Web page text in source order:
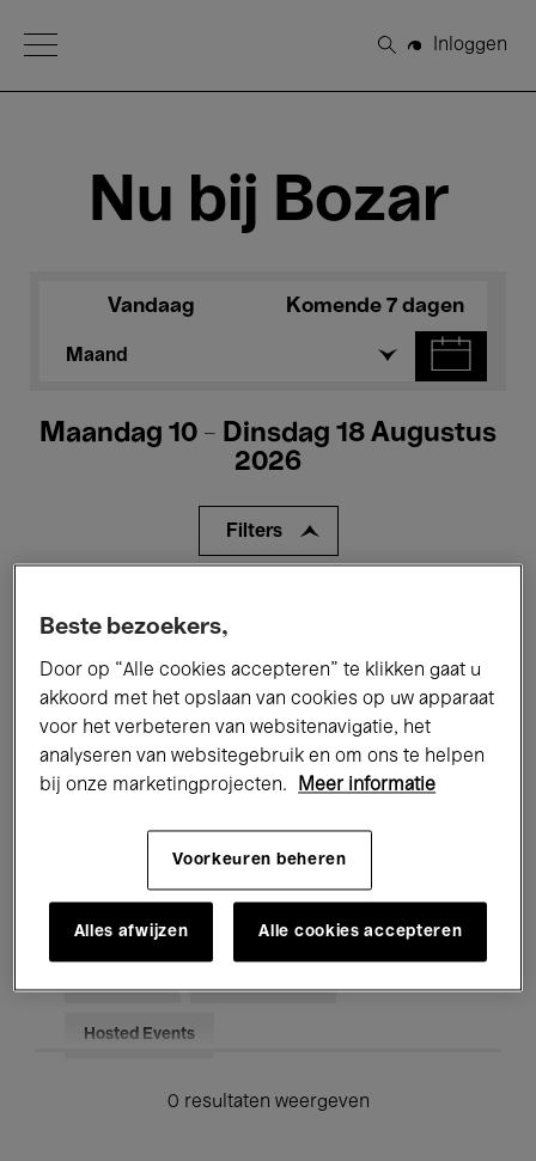
Open Menu
Zoeken
Inloggen
Nu bij Bozar
Vandaag Komende 7 dagen
Maand
Maandag 10 - Dinsdag 18 Augustus
2026
Filters
Tentoonstellingen Films
Performances Lezingen & Debatten
Klassieke Muziek Global Music
Elektronische Muziek
Voor iedereen Kids’ Palace
Hosted Events
0 resultaten weergeven
Beste bezoekers,
Door op “Alle cookies accepteren” te klikken gaat u
akkoord met het opslaan van cookies op uw apparaat
voor het verbeteren van websitenavigatie, het
analyseren van websitegebruik en om ons te helpen
bij onze marketingprojecten.
Meer informatie
Voorkeuren beheren
Alles afwijzen Alle cookies accepteren